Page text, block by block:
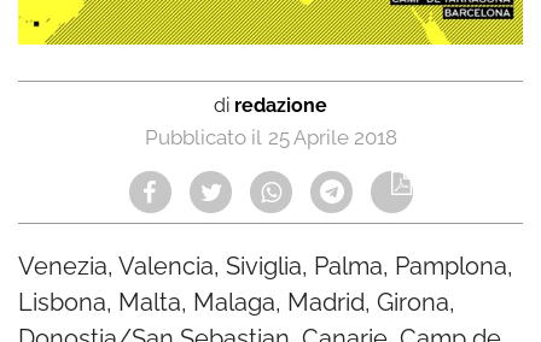
di redazione
25 Aprile 2018
Venezia, Valencia, Siviglia, Palma, Pamplona,
Lisbona, Malta, Malaga, Madrid, Girona,